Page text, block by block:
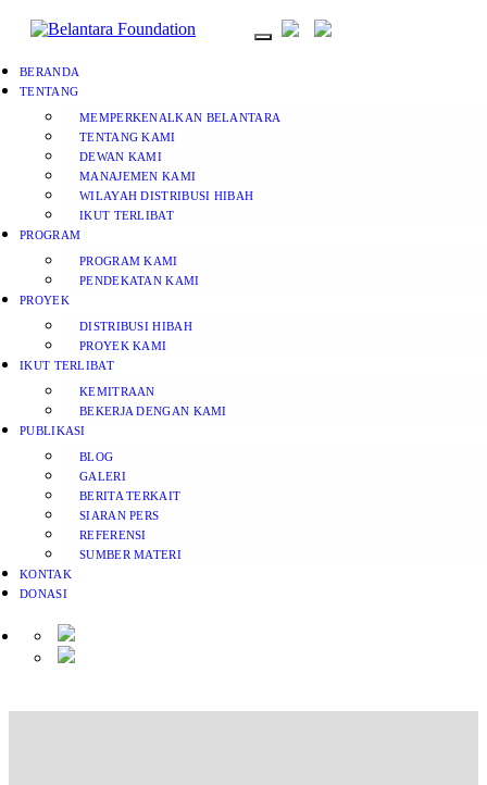
BERANDA
TENTANG
MEMPERKENALKAN BELANTARA
TENTANG KAMI
DEWAN KAMI
MANAJEMEN KAMI
WILAYAH DISTRIBUSI HIBAH
IKUT TERLIBAT
PROGRAM
PROGRAM KAMI
PENDEKATAN KAMI
PROYEK
DISTRIBUSI HIBAH
PROYEK KAMI
IKUT TERLIBAT
KEMITRAAN
BEKERJA DENGAN KAMI
PUBLIKASI
BLOG
GALERI
BERITA TERKAIT
SIARAN PERS
REFERENSI
SUMBER MATERI
KONTAK
DONASI